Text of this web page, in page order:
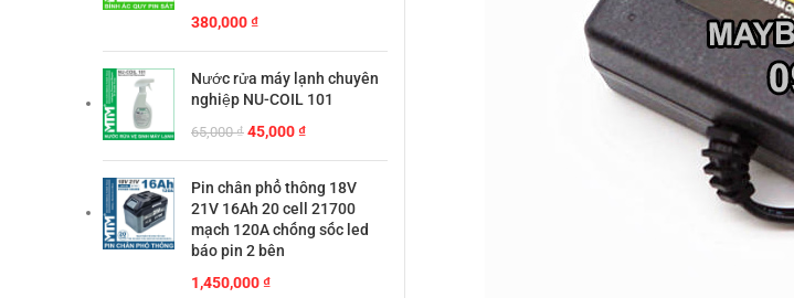
380,000₫
Nước rửa máy lạnh chuyên
nghiệp NU-COIL 101
65,000₫ Giá
65,000 ₫.
45,000₫Giá
tại
là:
45,000 ₫.
Pin chân phổ thông 18V
21V 16Ah 20 cell 21700
mạch 120A chống sốc led
báo pin 2 bên
1,450,000₫